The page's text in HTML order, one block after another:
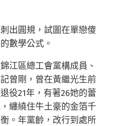
出圓規，試圖在單戀傻
數學公式。
區總工會黨構成員、
曾剛，曾在黃繼光生前
役21年，有著26她的蕾
纏繞住牛土豪的金箔千
。年黨齡，改行到處所